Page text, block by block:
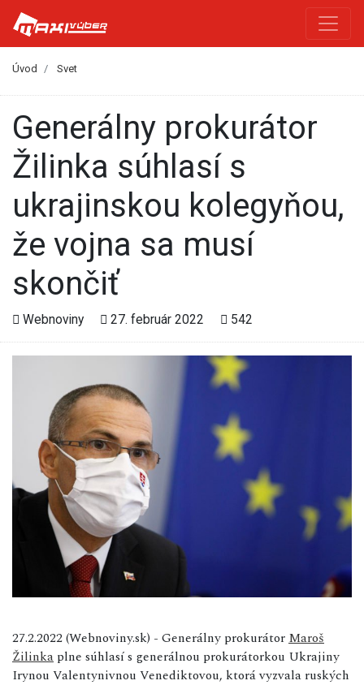
Úvod Svet
Generálny prokurátor
Žilinka súhlasí s
ukrajinskou kolegyňou,
že vojna sa musí
skončiť
Webnoviny 27. február 2022 542
27.2.2022 (Webnoviny.sk) - Generálny prokurátorMaroš
Žilinka plne súhlasí s generálnou prokurátorkou Ukrajiny
Irynou Valentynivnou Venediktovou, ktorá vyzvala ruských